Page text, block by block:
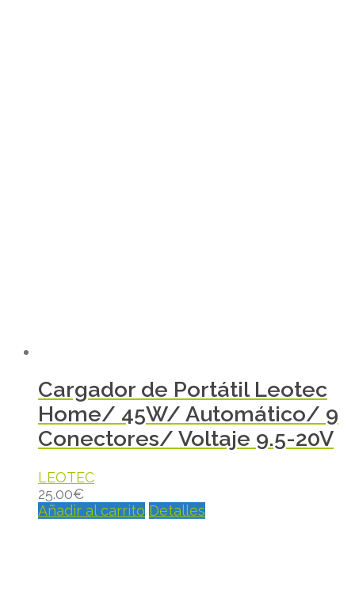
Cargador de Portátil Leotec
Home/ 45W/ Automático/ 9
Conectores/ Voltaje 9.5-20V
LEOTEC
25.00€
Añadir al carrito Detalles